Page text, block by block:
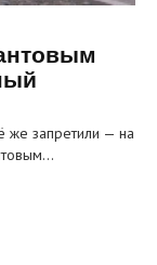
же запретили — на